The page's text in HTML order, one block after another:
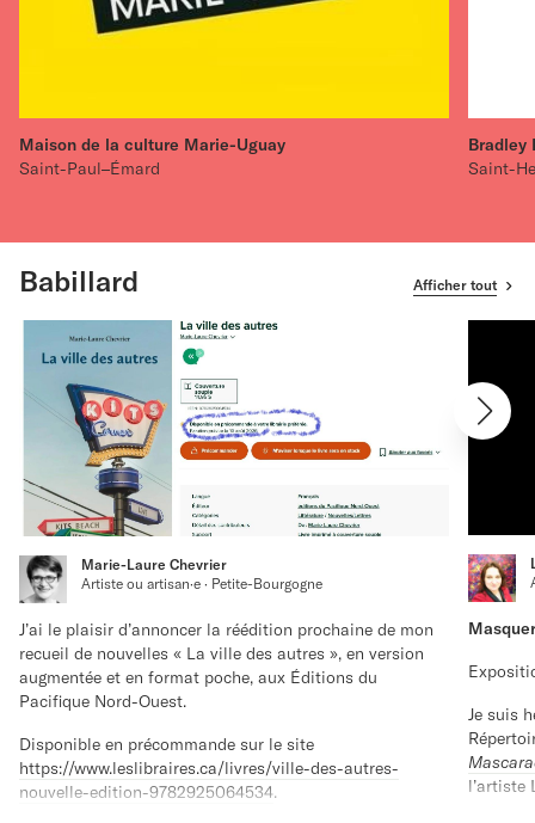
Maison de la culture Marie-Uguay
Saint-Paul–Émard
Bradley
Saint-
Babillard Afficher tout
Marie-Laure Chevrier
Artiste ou artisan·e · Petite-Bourgogne
J’ai le plaisir d’annoncer la réédition prochaine de mon
recueil de nouvelles « La ville des autres », en version
augmentée et en format poche, aux Éditions du
Pacifique Nord-Ouest.
Disponible en précommande sur le site
https://www.leslibraires.ca/livres/ville-des-autres-
nouvelle-edition-9782925064534.
Je suis
l’artiste